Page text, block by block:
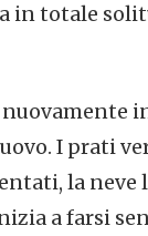
in totale
nuovamente
I prati
la
a farsi